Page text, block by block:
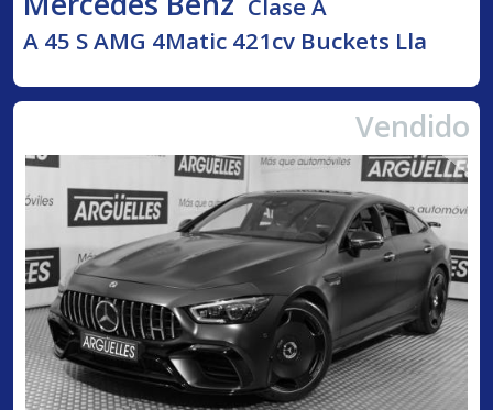
Clase A
A 45 S AMG 4Matic 421cv Buckets Lla
Vendido